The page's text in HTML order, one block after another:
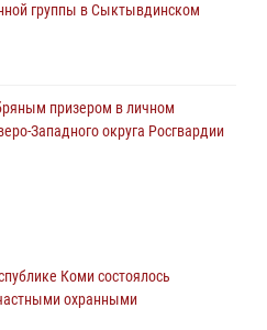
группы в Сыктывдинском
призером в личном
Западного округа Росгвардии
оружия и продолжают изымать
Коми состоялось
охранными